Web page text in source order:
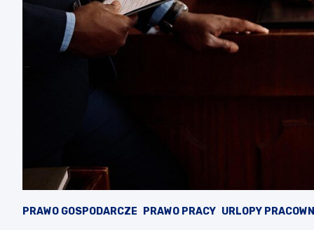
PRAWO GOSPODARCZE PRAWO PRACY URLOPY